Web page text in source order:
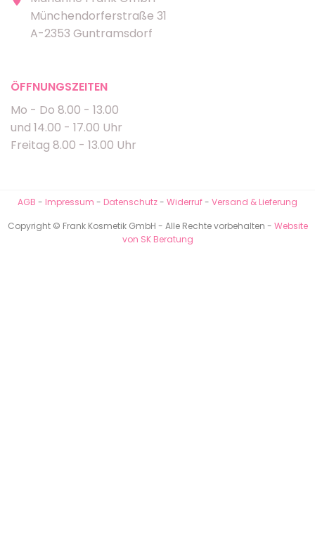
Münchendorferstraße 31
A-2353 Guntramsdorf
ÖFFNUNGSZEITEN
Mo - Do 8.00 - 13.00
und 14.00 - 17.00 Uhr
Freitag 8.00 - 13.00 Uhr
AGB - Impressum - Datenschutz- Widerruf- Versand & Lieferung
Copyright © Frank Kosmetik GmbH - Alle Rechte vorbehalten - Website
von SK Beratung